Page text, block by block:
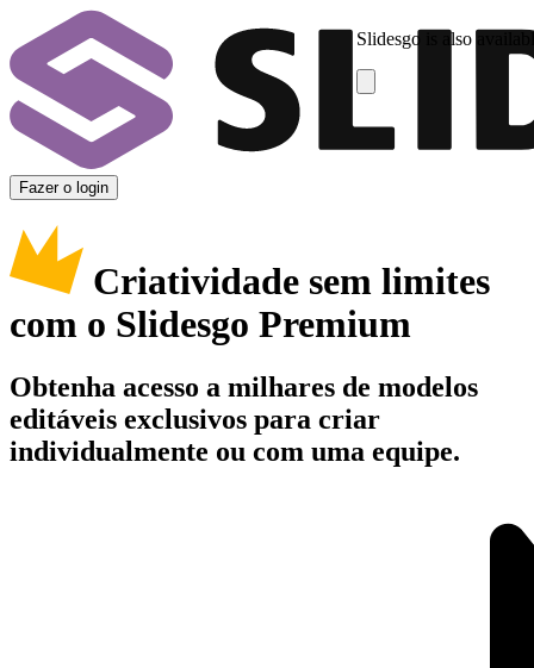
Slidesgo is also
Fazer o login
Criatividade sem limites
com o Slidesgo Premium
Obtenha acesso a milhares de modelos
editáveis exclusivos para criar
individualmente ou com uma equipe.